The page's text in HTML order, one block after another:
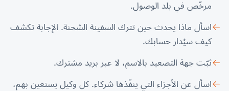
مرخّص في بلد الوصول.
اسأل ماذا يحدث حين تترك السفينة الشحنة. الإجابة تكشف
كيف سيُدار حسابك.
ثبّت جهة التصعيد بالاسم، لا عبر بريد مشترك.
اسأل عن الأجزاء التي ينفّذها شركاء. كل وكيل يستعين بهم،